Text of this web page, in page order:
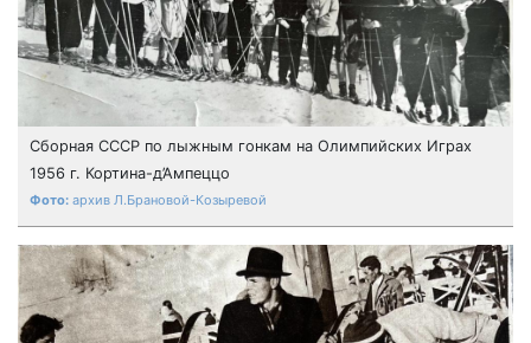
Сборная СССР по лыжным гонкам на Олимпийских Играх
1956 г. Кортина-д’Ампеццо
архив Л.Брановой-Козыревой